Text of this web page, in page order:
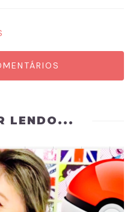
LENDO...